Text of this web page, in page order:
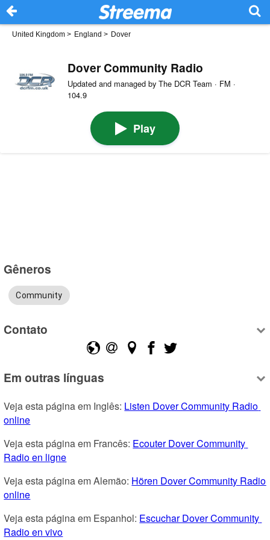
United Kingdom > England > Dover
Dover Community Radio
Updated and managed by The DCR Team · FM ·
104.9
Play
Gêneros
Community
Contato
Em outras línguas
Veja esta página em Inglês: Listen Dover Community Radio
online
Veja esta página em Francês: Ecouter Dover Community
Radio en ligne
Veja esta página em Alemão: Hören Dover Community Radio
online
Veja esta página em Espanhol: Escuchar Dover Community
Radio en vivo